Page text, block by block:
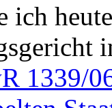
1339/